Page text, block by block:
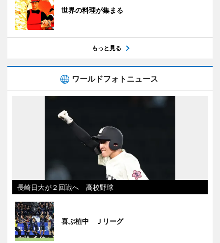
世界の料理が集まる
もっと見る
ワールドフォトニュース
長崎日大が２回戦へ 高校野球
喜ぶ植中 Ｊリーグ